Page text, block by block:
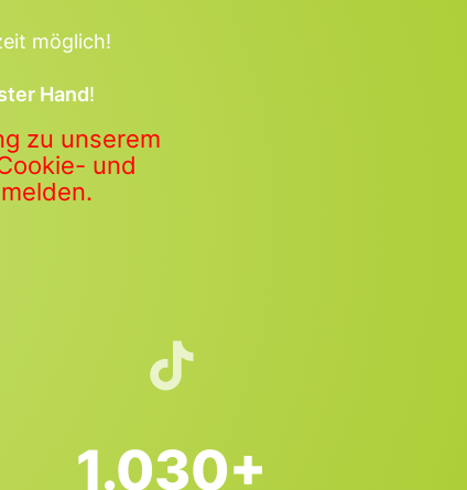
möglich!
Hand!
zu unserem
und
1.030+